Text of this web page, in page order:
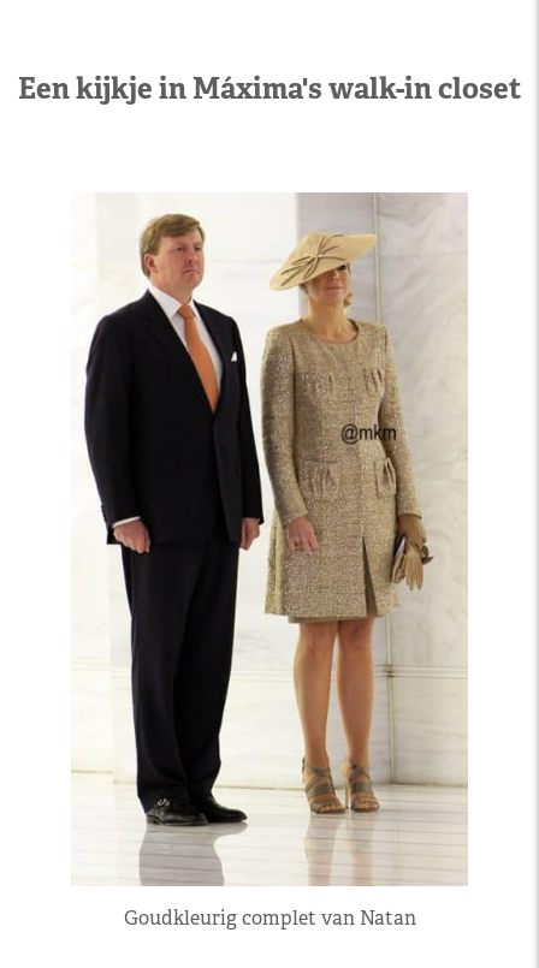
Een kijkje in Máxima's walk-in closet
Goudkleurig complet van Natan